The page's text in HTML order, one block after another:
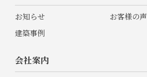
お知らせ
お客様の声
建築事例
会社案内